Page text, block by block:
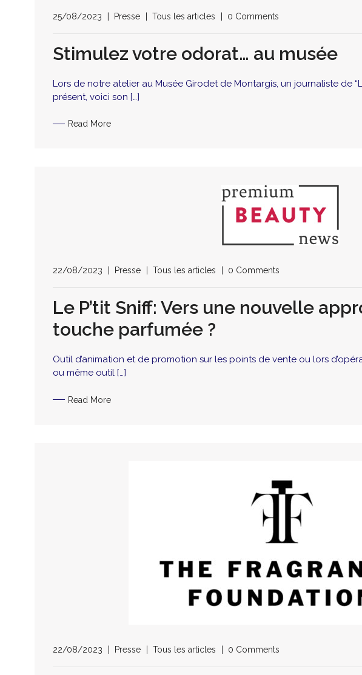
25/08/2023 Presse Tous les articles 0 Comments
Stimulez votre odorat… au musée
Lors de notre atelier au Musée Girodet de Montargis, un journaliste de
présent, voici son […]
Read More
22/08/2023 Presse Tous les articles 0 Comments
Le P’tit Sniff: Vers une nouvelle
touche parfumée ?
Outil d’animation et de promotion sur les points de vente ou lors
ou même outil […]
Read More
22/08/2023 Presse Tous les articles 0 Comments